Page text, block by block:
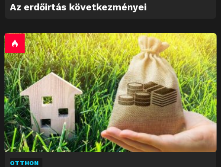
Az erdőirtás következményei
OTTHON